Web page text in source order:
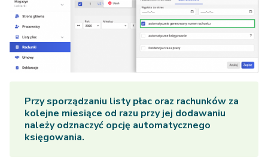
Przy sporządzaniu listy płac oraz rachunków za
kolejne miesiące od razu przy jej dodawaniu
należy odznaczyć opcję automatycznego
księgowania.